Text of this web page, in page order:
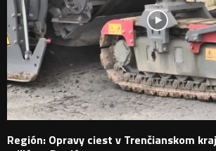
Región: Opravy ciest v Trenčianskom